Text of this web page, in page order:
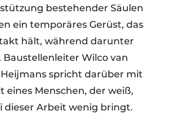
bestehender Säulen
ein temporäres Gerüst, das
hält, während darunter
Wilco van
spricht darüber mit
eines Menschen, der weiß,
dieser Arbeit wenig bringt.